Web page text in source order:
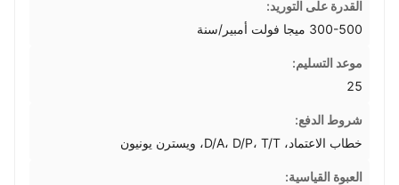
القدرة على التوريد:
300-500 ميجا فولت أمبير/سنة
موعد التسليم:
25
شروط الدفع:
خطاب الاعتماد، D/A، D/P، T/T، ويسترن يونيون
العبوة القياسية: